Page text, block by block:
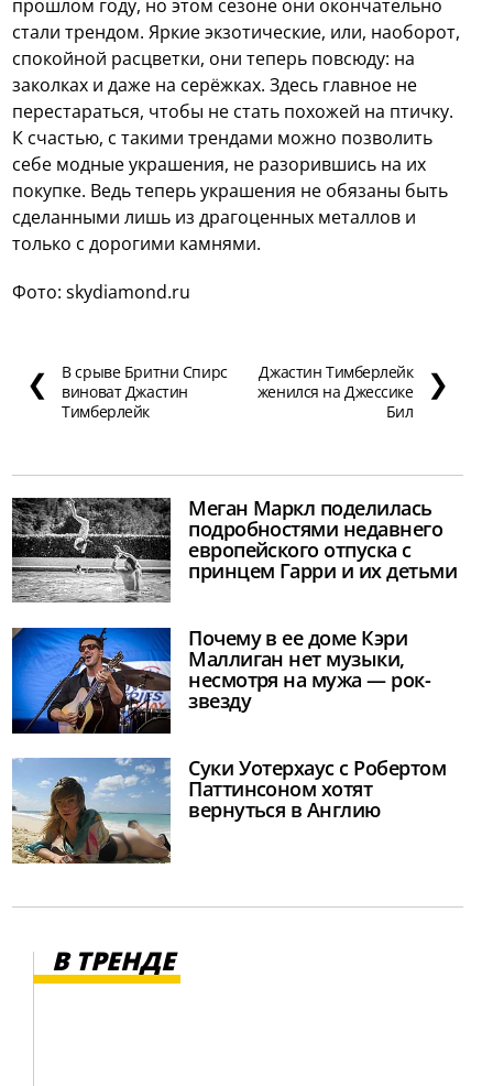
прошлом году, но этом сезоне они окончательно
стали трендом. Яркие экзотические, или, наоборот,
спокойной расцветки, они теперь повсюду: на
заколках и даже на серёжках. Здесь главное не
перестараться, чтобы не стать похожей на птичку.
К счастью, с такими трендами можно позволить
себе модные украшения, не разорившись на их
покупке. Ведь теперь украшения не обязаны быть
сделанными лишь из драгоценных металлов и
только с дорогими камнями.
Фото: skydiamond.ru
❮
В срыве Бритни Спирс
виноват Джастин
Тимберлейк
Джастин Тимберлейк
женился на Джессике
Бил
❯
Меган Маркл поделилась
подробностями недавнего
европейского отпуска с
принцем Гарри и их детьми
Почему в ее доме Кэри
Маллиган нет музыки,
несмотря на мужа — рок-
звезду
Суки Уотерхаус с Робертом
Паттинсоном хотят
вернуться в Англию
В ТРЕНДЕ